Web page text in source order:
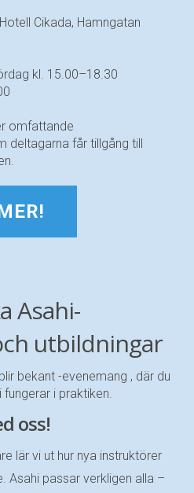
Cikada, Hamngatan
kl. 15.00–18.30
omfattande
deltagarna får tillgång till
Asahi-
utbildningar
bekant -evenemang , där du
i praktiken.
oss!
lär vi ut hur nya instruktörer
Asahi passar verkligen alla –